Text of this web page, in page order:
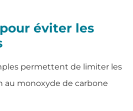
éviter les
permettent de limiter les
au monoxyde de carbone